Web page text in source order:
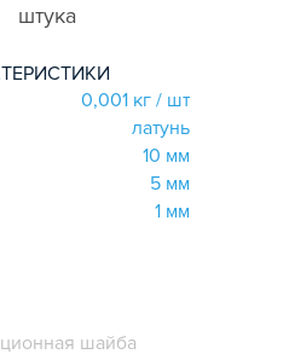
штука
0,001 кг / шт
латунь
10 мм
5 мм
1 мм